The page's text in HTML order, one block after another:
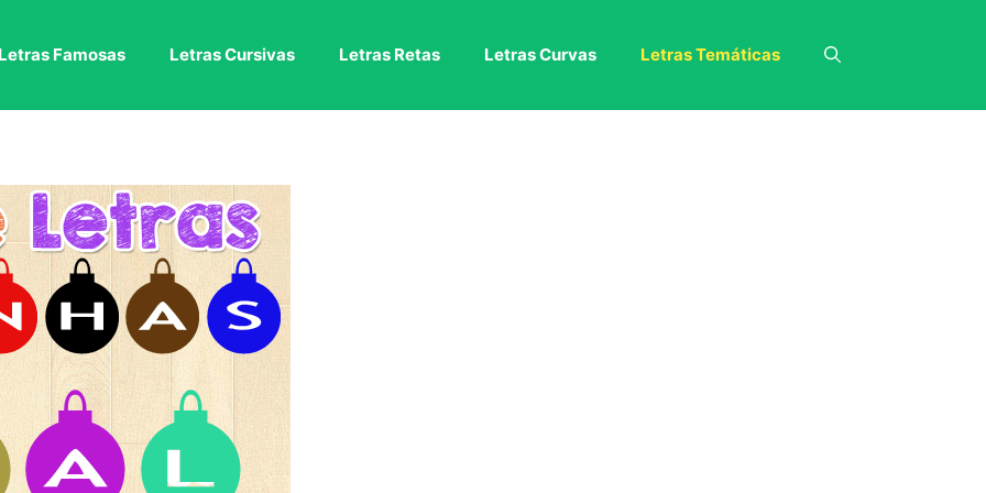
Letras Famosas Letras Cursivas Letras Retas Letras Curvas Letras Temáticas